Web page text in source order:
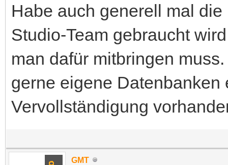
Habe auch generell mal
Studio-Team gebraucht
man dafür mitbringen
gerne eigene Datenbanken
Vervollständigung
GMT